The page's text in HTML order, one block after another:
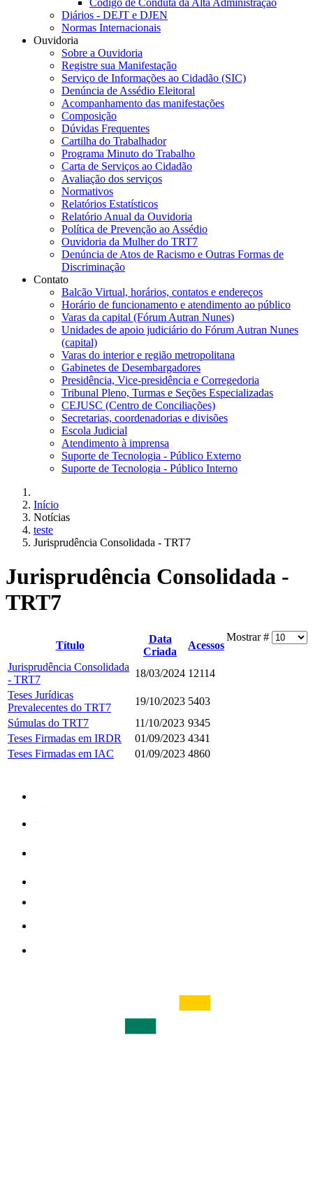
Código de Conduta da Alta Administração
Diários - DEJT e DJEN
Normas Internacionais
Ouvidoria
Sobre a Ouvidoria
Registre sua Manifestação
Serviço de Informações ao Cidadão (SIC)
Denúncia de Assédio Eleitoral
Acompanhamento das manifestações
Composição
Dúvidas Frequentes
Cartilha do Trabalhador
Programa Minuto do Trabalho
Carta de Serviços ao Cidadão
Avaliação dos serviços
Normativos
Relatórios Estatísticos
Relatório Anual da Ouvidoria
Política de Prevenção ao Assédio
Ouvidoria da Mulher do TRT7
Denúncia de Atos de Racismo e Outras Formas de
Discriminação
Contato
Balcão Virtual, horários, contatos e endereços
Horário de funcionamento e atendimento ao público
Varas da capital (Fórum Autran Nunes)
Unidades de apoio judiciário do Fórum Autran Nunes
(capital)
Varas do interior e região metropolitana
Gabinetes de Desembargadores
Presidência, Vice-presidência e Corregedoria
Tribunal Pleno, Turmas e Seções Especializadas
CEJUSC (Centro de Conciliações)
Secretarias, coordenadorias e divisões
Escola Judicial
Atendimento à imprensa
Suporte de Tecnologia - Público Externo
Suporte de Tecnologia - Público Interno
Início
Notícias
teste
Jurisprudência Consolidada - TRT7
Jurisprudência Consolidada -
TRT7
Mostrar #
Título
Data
Criada
Acessos
Jurisprudência Consolidada
- TRT7
18/03/2024 12114
Teses Jurídicas
Prevalecentes do TRT7
19/10/2023 5403
Súmulas do TRT7
11/10/2023 9345
Teses Firmadas em IRDR
01/09/2023 4341
Teses Firmadas em IAC
01/09/2023 4860